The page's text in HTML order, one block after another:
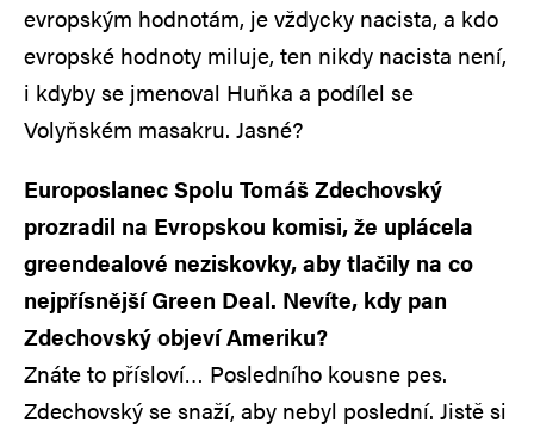
evropským hodnotám, je vždycky nacista, a kdo
evropské hodnoty miluje, ten nikdy nacista není,
i kdyby se jmenoval Huňka a podílel se
Volyňském masakru. Jasné?
Europoslanec Spolu Tomáš Zdechovský
prozradil na Evropskou komisi, že uplácela
greendealové neziskovky, aby tlačily na co
nejpřísnější Green Deal. Nevíte, kdy pan
Zdechovský objeví Ameriku?
Znáte to přísloví… Posledního kousne pes.
Zdechovský se snaží, aby nebyl poslední. Jistě si